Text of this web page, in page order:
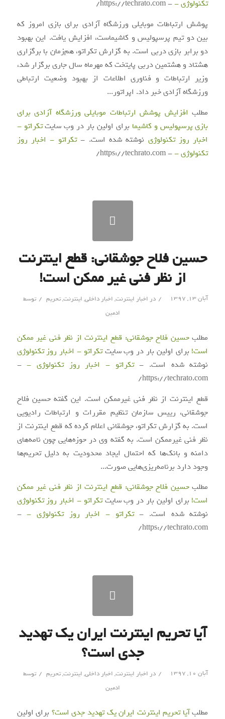
تکنولوژی -- https://techrato.com/
پوشش ارتباطات موبایلی ورزشگاه آزادی برای بازی امروز که
بین دو تیم پرسپولیس و کاشیماست، افزایش یافت. این بهبود
دو برابر بازی دربی است. به گزارش تکراتو، هم‌زمان با برگزاری
هشتاد و هشتمین دربی پایتخت که مهرماه سال جاری برگزار شد،
وزیر ارتباطات و فناوری اطلاعات از بهبود وضعیت ارتباطی
ورزشگاه آزادی خبر داد. اپراتور...
مطلب افزایش پوشش ارتباطات موبایلی ورزشگاه آزادی برای
بازی پرسپولیس و کاشیما برای اولین بار در وب سایتتکراتو -
اخبار روز تکنولوژی نوشته شده است. -تکراتو - اخبار روز
تکنولوژی -- https://techrato.com/
حسین فلاح جوشقانی: قطع اینترنت
از نظر فنی غیر ممکن است!
آبان ۱۳, ۱۳۹۷ / در اخبار اینترنت, اخبار داخلی, اینترنت,تحریم / توسط
ادمین
مطلبحسین فلاح جوشقانی: قطع اینترنت از نظر فنی غیر ممکن
است! برای اولین بار در وب سایتتکراتو - اخبار روز تکنولوژی
نوشته شده است. -تکراتو - اخبار روز تکنولوژی --
https://techrato.com/
قطع اینترنت از نظر فنی غیرممکن است. این گفته حسین فلاح
جوشقانی، رییس سازمان تنظیم مقررات و ارتباطات رادیویی
است. به گزارش تکراتو، جوشقانی اعلام کرده که قطع اینترنت از
نظر فنی غیرممکن است. به گفته وی در حوزه‌هایی چون نامه‌های
دامنه و بانک‌ها که احتمال ایجاد محدودیت به دلیل تحریم‌ها
وجود دارد برنامه‌ریزی‌هایی صورت...
مطلبحسین فلاح جوشقانی: قطع اینترنت از نظر فنی غیر ممکن
است! برای اولین بار در وب سایتتکراتو - اخبار روز تکنولوژی
نوشته شده است. -تکراتو - اخبار روز تکنولوژی --
https://techrato.com/
آیا تحریم اینترنت ایران یک تهدید
جدی است؟
آبان ۱۰, ۱۳۹۷ / در اخبار اینترنت, اخبار داخلی, اینترنت,تحریم / توسط
ادمین
مطلبآیا تحریم اینترنت ایران یک تهدید جدی است؟ برای اولین